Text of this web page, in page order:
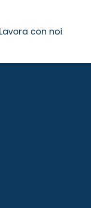
Lavora con noi